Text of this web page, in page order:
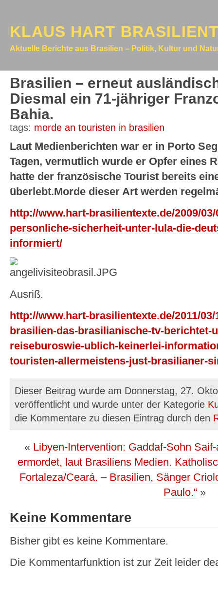
KLAUS HART
Aktuelle Berichte aus Brasilien – Politik, Kultur und
Brasilien – erneut
Diesmal ein 71-jähriger
Bahia.
tags: morde an touristen in brasilien
Laut Medienberichten war er in Porto
Tagen, vermutlich wurde er Opfer eines
hatte der französische Tourist bereits
überlebt.Morde dieser Art werden
http://www.hart-brasilientexte.de/2009/
personliche-sicherheit-unter-lula-die-
informiert/
Ausriß.
http://www.hart-brasilientexte.de/2011/
brasilien-das-brasilianische-tv-berichtet-
reiseburoswie-ublich-keinerlei-
touristen-allermeistens-just-brasilianer-
Dieser Beitrag wurde am Donnerstag, 27.
veröffentlicht und wurde unter der Kategorie
die Kommentare zu diesen Eintrag durch den
« Libyen-Intervention: Gaddaf-Sohn
ermordet, laut Brasiliens Medien.
Fortaleza/Ceará. – Brasilien, Sänger
Paulo.“ »
Keine Kommentare
Bisher gibt es keine Kommentare.
Die Kommentarfunktion ist zur Zeit leider